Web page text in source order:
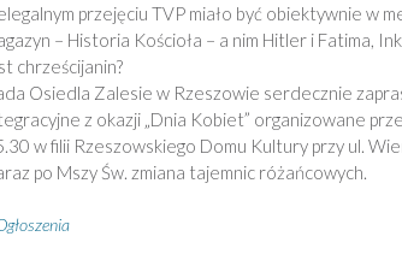
przejęciu TVP miało być obiektywnie w
– Historia Kościoła – a nim Hitler i Fatima,
chrześcijanin?
Osiedla Zalesie w Rzeszowie serdecznie
z okazji „Dnia Kobiet” organizowane
w filii Rzeszowskiego Domu Kultury przy ul.
po Mszy Św. zmiana tajemnic różańcowych.